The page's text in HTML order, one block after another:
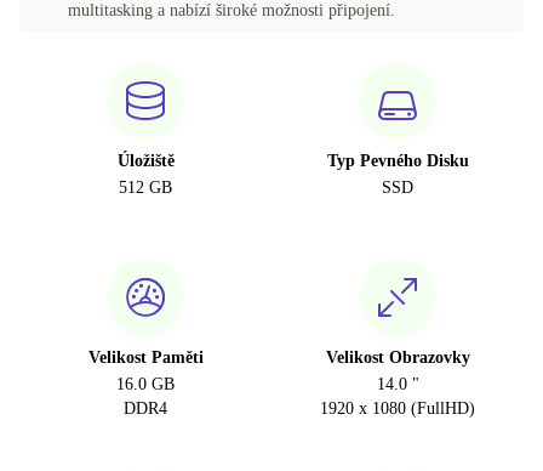
multitasking a nabízí široké možnosti připojení.
Úložiště
512 GB
Typ Pevného Disku
SSD
Velikost Paměti
16.0 GB
DDR4
Velikost Obrazovky
14.0 "
1920 x 1080 (FullHD)